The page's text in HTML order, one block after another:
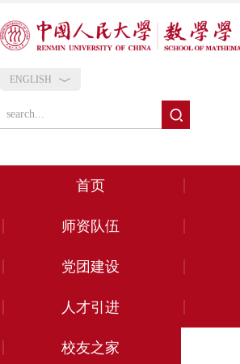
ENGLISH
首页
师资队伍
党团建设
人才引进
校友之家